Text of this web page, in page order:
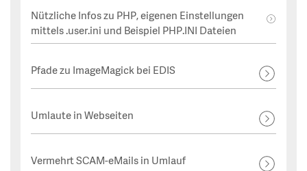
Nützliche Infos zu PHP, eigenen Einstellungen
mittels .user.ini und Beispiel PHP.INI Dateien
Pfade zu ImageMagick bei EDIS
Umlaute in Webseiten
Vermehrt SCAM-eMails in Umlauf